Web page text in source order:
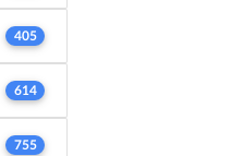
405
614
755